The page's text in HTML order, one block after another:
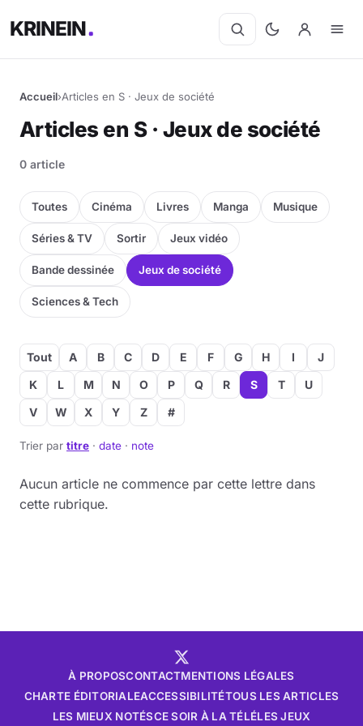
KRINEIN
Accueil›Articles en S · Jeux de société
Articles en S · Jeux de société
0 article
Toutes Cinéma Livres Manga Musique
Séries & TV Sortir Jeux vidéo
Bande dessinée Jeux de société
Sciences & Tech
Tout A B C D E F G H I
J
K
L M N O P Q R S T
U
V
W X Y Z #
Trier par titre · date · note
Aucun article ne commence par cette lettre dans
cette rubrique.
À PROPOSCONTACTMENTIONS LÉGALES
CHARTE ÉDITORIALEACCESSIBILITÉTOUS LES ARTICLES
LES MIEUX NOTÉSCE SOIR À LA TÉLÉLES JEUX